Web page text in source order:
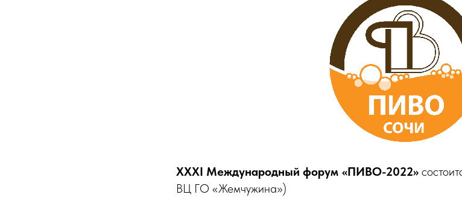
XXXI Международный форум «ПИВО-2022»
ВЦ ГО «Жемчужина»)